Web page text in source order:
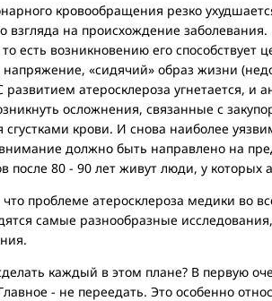
кровообращения резко
взгляда на происхождение заболевания.
есть возникновению его
«сидячий» образ жизни
развитием атеросклероза угнетается, и
осложнения, связанные с
крови. И снова наиболее
должно быть направлено на
после 80 - 90 лет живут люди, у которых
проблеме атеросклероза медики во
самые разнообразные
каждый в этом плане? В первую
- не переедать. Это особенно